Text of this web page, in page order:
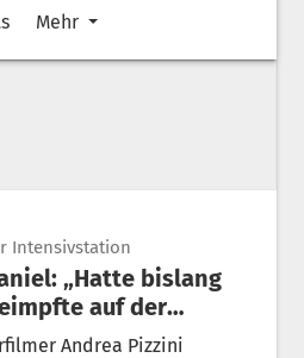
Mehr
Intensivstation
auf der
Andrea Pizzini